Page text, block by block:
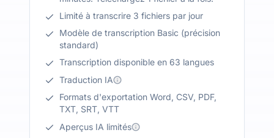
Limité à transcrire 3 fichiers par jour
Modèle de transcription Basic (précision
standard)
Transcription disponible en 63 langues
Traduction IA
Formats d'exportation Word, CSV, PDF,
TXT, SRT, VTT
Aperçus IA limités